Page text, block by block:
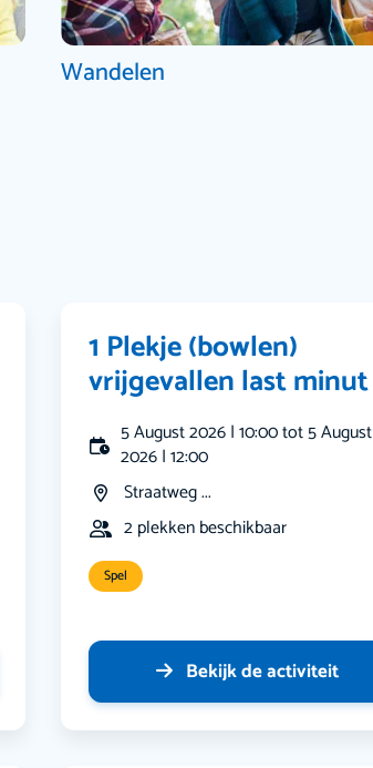
Wandelen
1 Plekje (bowlen)
vrijgevallen last minut
5 August 2026 | 10:00 tot 5 August
2026 | 12:00
Straatweg ...
2 plekken beschikbaar
Spel
Bekijk de activiteit